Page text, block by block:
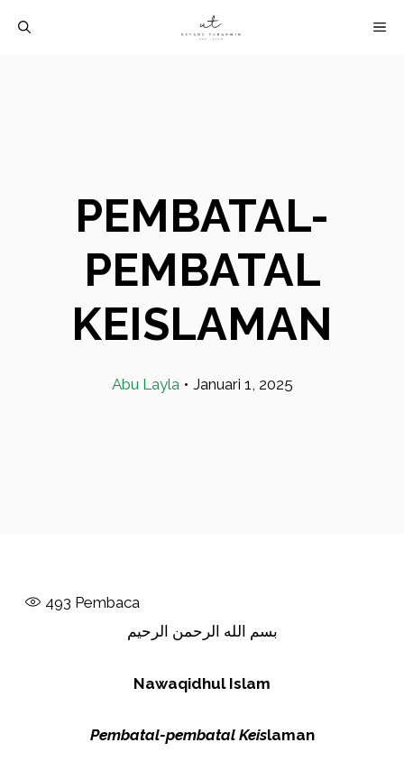
PEMBATAL-
PEMBATAL
KEISLAMAN
Abu Layla • Januari 1, 2025
493 Pembaca
بسم الله الرحمن الرحيم
Nawaqidhul Islam
Pembatal-pembatal Keislaman